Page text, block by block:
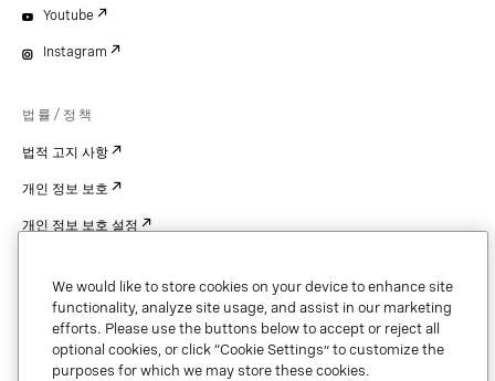
Youtube
Instagram
법률/정책
법적 고지 사항
개인 정보 보호
개인 정보 보호 설정
저작권
보안 및 신뢰
We would like to store cookies on your device to enhance site
functionality, analyze site usage, and assist in our marketing
efforts. Please use the buttons below to accept or reject all
optional cookies, or click “Cookie Settings” to customize the
purposes for which we may store these cookies.